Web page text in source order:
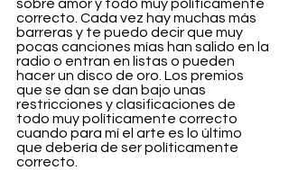
sobre amor y todo muy políticamente
correcto. Cada vez hay muchas más
barreras y te puedo decir que muy
pocas canciones mías han salido en la
radio o entran en listas o pueden
hacer un disco de oro. Los premios
que se dan se dan bajo unas
restricciones y clasificaciones de
todo muy políticamente correcto
cuando para mí el arte es lo último
que debería de ser políticamente
correcto.